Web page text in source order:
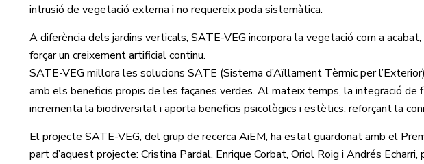
intrusió de vegetació externa i no requereix poda sistemàtica.
A diferència dels jardins verticals, SATE-VEG incorpora la vegetació com a
forçar un creixement artificial continu.
SATE-VEG millora les solucions SATE (Sistema d’Aïllament Tèrmic per
amb els beneficis propis de les façanes verdes. Al mateix temps, la integració de
incrementa la biodiversitat i aporta beneficis psicològics i estètics, reforçant la
El projecte SATE-VEG, del grup de recerca AiEM, ha estat guardonat amb el
part d’aquest projecte: Cristina Pardal, Enrique Corbat, Oriol Roig i Andrés